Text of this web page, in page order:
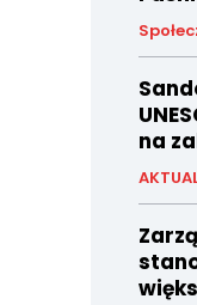
na